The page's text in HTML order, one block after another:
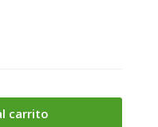
carrito